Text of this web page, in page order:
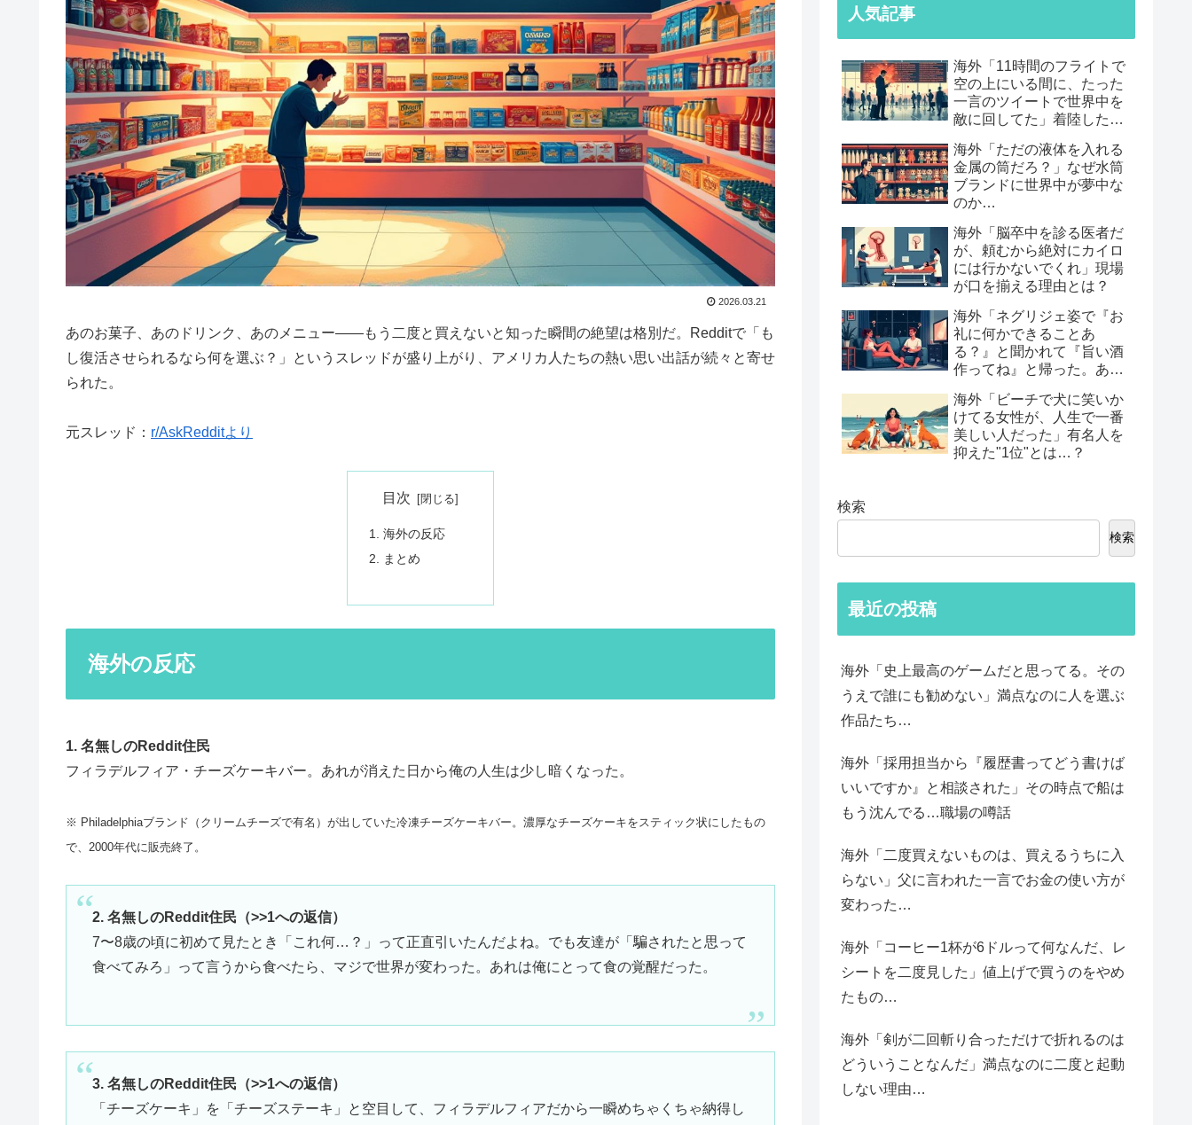
2026.03.21
あのお菓子、あのドリンク、あのメニュー――もう二度と買えないと知った瞬間の絶望は格別だ。Redditで「も
し復活させられるなら何を選ぶ？」というスレッドが盛り上がり、アメリカ人たちの熱い思い出話が続々と寄せ
られた。
元スレッド： r/AskRedditより
目次
海外の反応
まとめ
海外の反応
1. 名無しのReddit住民
フィラデルフィア・チーズケーキバー。あれが消えた日から俺の人生は少し暗くなった。
※ Philadelphiaブランド（クリームチーズで有名）が出していた冷凍チーズケーキバー。濃厚なチーズケーキをスティック状にしたもの
で、2000年代に販売終了。
2. 名無しのReddit住民（>>1への返信）
7〜8歳の頃に初めて見たとき「これ何…？」って正直引いたんだよね。でも友達が「騙されたと思って
食べてみろ」って言うから食べたら、マジで世界が変わった。あれは俺にとって食の覚醒だった。
3. 名無しのReddit住民（>>1への返信）
「チーズケーキ」を「チーズステーキ」と空目して、フィラデルフィアだから一瞬めちゃくちゃ納得し
人気記事
海外「11時間のフライトで
空の上にいる間に、たった
一言のツイートで世界中を
敵に回してた」着陸したら
海外「ただの液体を入れる
金属の筒だろ？」なぜ水筒
ブランドに世界中が夢中な
のか…
海外「脳卒中を診る医者だ
が、頼むから絶対にカイロ
には行かないでくれ」現場
が口を揃える理由とは？
海外「ネグリジェ姿で『お
礼に何かできることあ
る？』と聞かれて『旨い酒
作ってね』と帰った。あれ
る男たちの後悔談…
海外「ビーチで犬に笑いか
けてる女性が、人生で一番
美しい人だった」有名人を
抑えた"1位"とは…？
検索
検索
最近の投稿
海外「史上最高のゲームだと思ってる。その
うえで誰にも勧めない」満点なのに人を選ぶ
作品たち…
海外「採用担当から『履歴書ってどう書けば
いいですか』と相談された」その時点で船は
もう沈んでる…職場の噂話
海外「二度買えないものは、買えるうちに入
らない」父に言われた一言でお金の使い方が
変わった…
海外「コーヒー1杯が6ドルって何なんだ、レ
シートを二度見した」値上げで買うのをやめ
たもの…
海外「剣が二回斬り合っただけで折れるのは
どういうことなんだ」満点なのに二度と起動
しない理由…